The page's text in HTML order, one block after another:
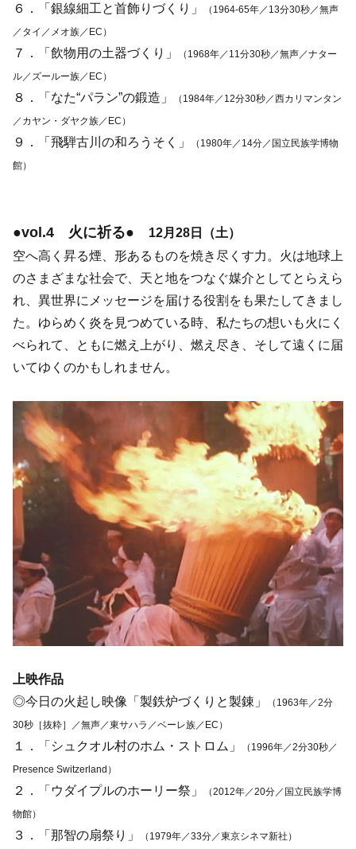
６．「銀線細工と首飾りづくり」
（1964-65年／13分30秒／無声
／タイ／メオ族／EC）
７．「飲物用の土器づくり」
（1968年／11分30秒／無声／ナター
ル／ズールー族／EC）
８．「なた“パラン”の鍛造」
（1984年／12分30秒／西カリマンタン
／カヤン・ダヤク族／EC）
９．「飛騨古川の和ろうそく」
（1980年／14分／国立民族学博物
館）
●vol.4 火に祈る●
12月28日（土）
空へ高く昇る煙、形あるものを焼き尽くす力。火は地球上
のさまざまな社会で、天と地をつなぐ媒介としてとらえら
れ、異世界にメッセージを届ける役割をも果たしてきまし
た。ゆらめく炎を見つめている時、私たちの想いも火にく
べられて、ともに燃え上がり、燃え尽き、そして遠くに届
いてゆくのかもしれません。
上映作品
◎今日の火起し映像「製鉄炉づくりと製錬」
（1963年／2分
30秒［抜粋］／無声／東サハラ／ベーレ族／EC）
１．「シュクオル村のホム・ストロム」
（1996年／2分30秒／
Presence Switzerland）
２．「ウダイプルのホーリー祭」
（2012年／20分／国立民族学博
物館）
３．「那智の扇祭り」 （1979年／33分／東京シネマ新社）